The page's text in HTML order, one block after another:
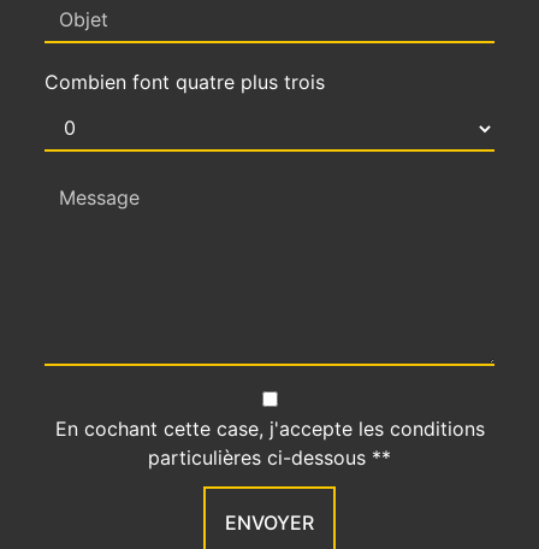
Combien font quatre plus trois
En cochant cette case, j'accepte les conditions
particulières ci-dessous **
ENVOYER